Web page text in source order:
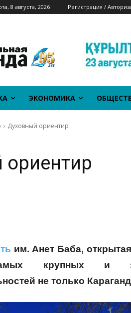
8 августа, 2026 Регистрация /
ЭКОНОМИКА
Духовный ориентир
им. Анет Баба,
крупных и
не только